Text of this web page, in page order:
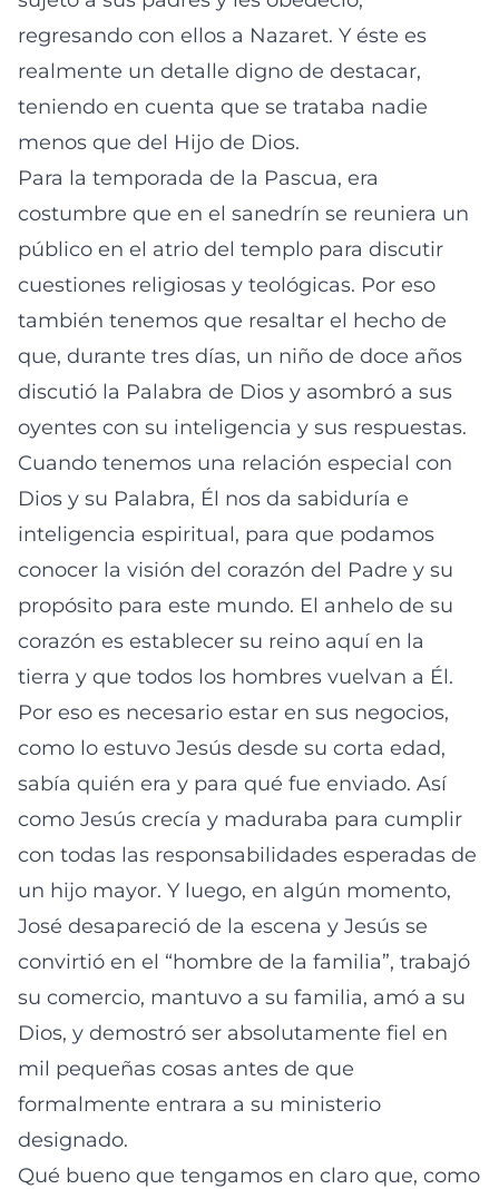
regresando con ellos a Nazaret. Y éste es
realmente un detalle digno de destacar,
teniendo en cuenta que se trataba nadie
menos que del Hijo de Dios.
Para la temporada de la Pascua, era
costumbre que en el sanedrín se reuniera un
público en el atrio del templo para discutir
cuestiones religiosas y teológicas. Por eso
también tenemos que resaltar el hecho de
que, durante tres días, un niño de doce años
discutió la Palabra de Dios y asombró a sus
oyentes con su inteligencia y sus respuestas.
Cuando tenemos una relación especial con
Dios y su Palabra, Él nos da sabiduría e
inteligencia espiritual, para que podamos
conocer la visión del corazón del Padre y su
propósito para este mundo. El anhelo de su
corazón es establecer su reino aquí en la
tierra y que todos los hombres vuelvan a Él.
Por eso es necesario estar en sus negocios,
como lo estuvo Jesús desde su corta edad,
sabía quién era y para qué fue enviado. Así
como Jesús crecía y maduraba para cumplir
con todas las responsabilidades esperadas de
un hijo mayor. Y luego, en algún momento,
José desapareció de la escena y Jesús se
convirtió en el “hombre de la familia”, trabajó
su comercio, mantuvo a su familia, amó a su
Dios, y demostró ser absolutamente fiel en
mil pequeñas cosas antes de que
formalmente entrara a su ministerio
designado.
Qué bueno que tengamos en claro que, como